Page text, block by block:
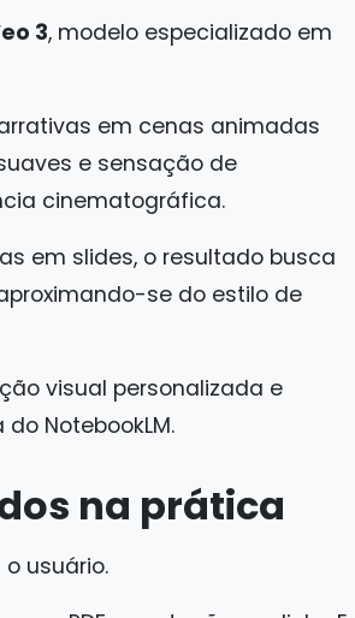
3, modelo especializado em
em cenas animadas
e sensação de
cinematográfica.
em slides, o resultado busca
se do estilo de
visual personalizada e
NotebookLM.
na prática
usuário.